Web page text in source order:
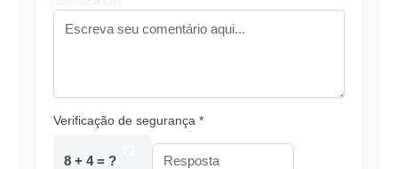
Verificação de segurança *
8 + 4 = ?